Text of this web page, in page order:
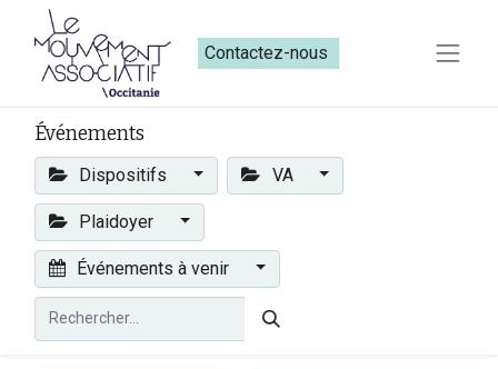
Contactez-nous​​
Événements
Dispositifs VA
Plaidoyer
Événements à venir